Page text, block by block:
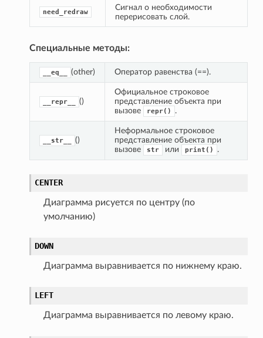
need_redraw
Сигнал о необходимости
перерисовать слой.
Специальные методы:
__eq__ (other) Оператор равенства (==).
__repr__ ()
Официальное строковое
представление объекта при
вызове
repr() .
__str__ ()
Неформальное строковое
представление объекта при
вызове
str или print() .
CENTER
Диаграмма рисуется по центру (по
умолчанию)
DOWN
Диаграмма выравнивается по нижнему краю.
LEFT
Диаграмма выравнивается по левому краю.